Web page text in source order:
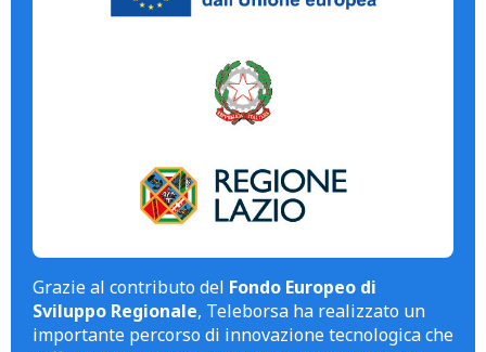
Grazie al contributo del Fondo Europeo di
Sviluppo Regionale, Teleborsa ha realizzato un
importante percorso di innovazione tecnologica che